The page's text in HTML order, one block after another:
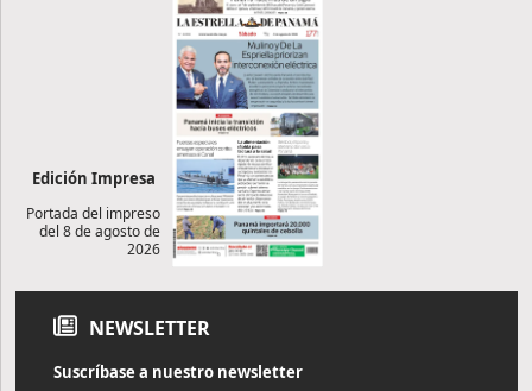
Edición Impresa
Portada del impreso
del 8 de agosto de
2026
NEWSLETTER
Suscríbase a nuestro newsletter